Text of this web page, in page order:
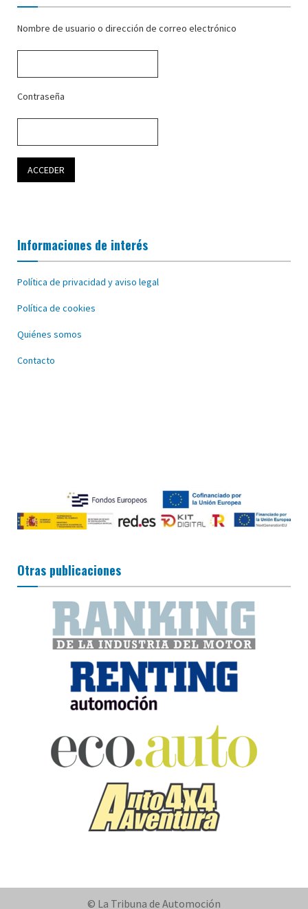
Nombre de usuario o dirección de correo electrónico
Contraseña
Informaciones de interés
Política de privacidad y aviso legal
Política de cookies
Quiénes somos
Contacto
Otras publicaciones
© La Tribuna de Automoción